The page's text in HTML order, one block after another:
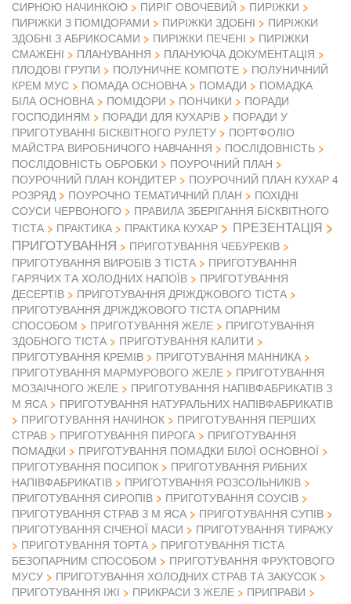
СИРНОЮ НАЧИНКОЮ ПИРІГ ОВОЧЕВИЙ
ПИРІЖКИ
ПИРІЖКИ З ПОМІДОРАМИ
ПИРІЖКИ ЗДОБНІ
ПИРІЖКИ
ЗДОБНІ З АБРИКОСАМИ
ПИРІЖКИ ПЕЧЕНІ
ПИРІЖКИ
СМАЖЕНІ
ПЛАНУВАННЯ
ПЛАНУЮЧА ДОКУМЕНТАЦІЯ
ПЛОДОВІ ГРУПИ
ПОЛУНИЧНЕ КОМПОТЕ
ПОЛУНИЧНИЙ
КРЕМ МУС
ПОМАДА ОСНОВНА ПОМАДИ
ПОМАДКА
БІЛА ОСНОВНА
ПОМІДОРИ ПОНЧИКИ
ПОРАДИ
ГОСПОДИНЯМ
ПОРАДИ ДЛЯ КУХАРІВ
ПОРАДИ У
ПРИГОТУВАННІ БІСКВІТНОГО РУЛЕТУ
ПОРТФОЛІО
МАЙСТРА ВИРОБНИЧОГО НАВЧАННЯ
ПОСЛІДОВНІСТЬ
ПОСЛІДОВНІСТЬ ОБРОБКИ
ПОУРОЧНИЙ ПЛАН
ПОУРОЧНИЙ ПЛАН КОНДИТЕР
ПОУРОЧНИЙ ПЛАН КУХАР 4
РОЗРЯД
ПОУРОЧНО ТЕМАТИЧНИЙ ПЛАН
ПОХІДНІ
СОУСИ ЧЕРВОНОГО
ПРАВИЛА ЗБЕРІГАННЯ БІСКВІТНОГО
ТІСТА
ПРАКТИКА ПРАКТИКА КУХАР
ПРЕЗЕНТАЦІЯ
ПРИГОТУВАННЯ
ПРИГОТУВАННЯ ЧЕБУРЕКІВ
ПРИГОТУВАННЯ ВИРОБІВ З ТІСТА
ПРИГОТУВАННЯ
ГАРЯЧИХ ТА ХОЛОДНИХ НАПОЇВ
ПРИГОТУВАННЯ
ДЕСЕРТІВ
ПРИГОТУВАННЯ ДРІЖДЖОВОГО ТІСТА
ПРИГОТУВАННЯ ДРІЖДЖОВОГО ТІСТА ОПАРНИМ
СПОСОБОМ
ПРИГОТУВАННЯ ЖЕЛЕ
ПРИГОТУВАННЯ
ЗДОБНОГО ТІСТА
ПРИГОТУВАННЯ КАЛИТИ
ПРИГОТУВАННЯ КРЕМІВ
ПРИГОТУВАННЯ МАННИКА
ПРИГОТУВАННЯ МАРМУРОВОГО ЖЕЛЕ
ПРИГОТУВАННЯ
МОЗАІЧНОГО ЖЕЛЕ
ПРИГОТУВАННЯ НАПІВФАБРИКАТІВ З
М ЯСА
ПРИГОТУВАННЯ НАТУРАЛЬНИХ НАПІВФАБРИКАТІВ
ПРИГОТУВАННЯ НАЧИНОК
ПРИГОТУВАННЯ ПЕРШИХ
СТРАВ
ПРИГОТУВАННЯ ПИРОГА
ПРИГОТУВАННЯ
ПОМАДКИ
ПРИГОТУВАННЯ ПОМАДКИ БІЛОЇ ОСНОВНОЇ
ПРИГОТУВАННЯ ПОСИПОК
ПРИГОТУВАННЯ РИБНИХ
НАПІВФАБРИКАТІВ
ПРИГОТУВАННЯ РОЗСОЛЬНИКІВ
ПРИГОТУВАННЯ СИРОПІВ
ПРИГОТУВАННЯ СОУСІВ
ПРИГОТУВАННЯ СТРАВ З М ЯСА
ПРИГОТУВАННЯ СУПІВ
ПРИГОТУВАННЯ СІЧЕНОЇ МАСИ
ПРИГОТУВАННЯ ТИРАЖУ
ПРИГОТУВАННЯ ТОРТА
ПРИГОТУВАННЯ ТІСТА
БЕЗОПАРНИМ СПОСОБОМ
ПРИГОТУВАННЯ ФРУКТОВОГО
МУСУ
ПРИГОТУВАННЯ ХОЛОДНИХ СТРАВ ТА ЗАКУСОК
ПРИГОТУВАННЯ ІЖІ
ПРИКРАСИ З ЖЕЛЕ
ПРИПРАВИ